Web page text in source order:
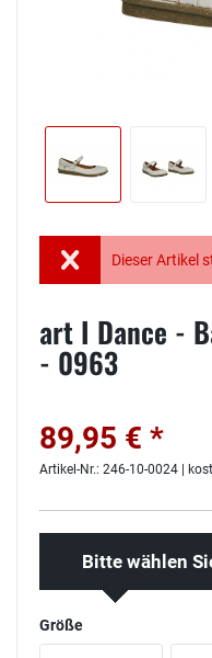
Dieser Artikel
art I Dance -
- 0963
89,95 € *
Artikel-Nr.: 246-10-0024 |
Bitte wählen
Größe